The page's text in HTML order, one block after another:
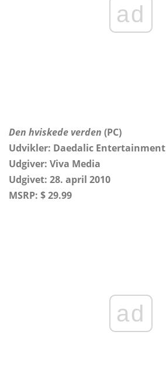
ad
Den hviskede verden (PC)
Udvikler: Daedalic Entertainment
Udgiver: Viva Media
Udgivet: 28. april 2010
MSRP: $ 29.99
ad